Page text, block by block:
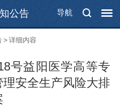
导航
公告
>详细内容
号益阳医学高等专
安全生产风险大排